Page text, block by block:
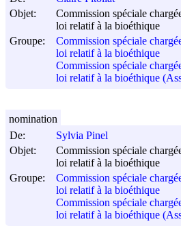
Objet:
Commission spéciale
loi relatif à la bioéthique
Groupe:
Commission spéciale
loi relatif à la bioéthique
Commission spéciale
loi relatif à la bioéthique
De:
Sylvia Pinel
Objet:
Commission spéciale
loi relatif à la bioéthique
Groupe:
Commission spéciale
loi relatif à la bioéthique
Commission spéciale
loi relatif à la bioéthique
nomination